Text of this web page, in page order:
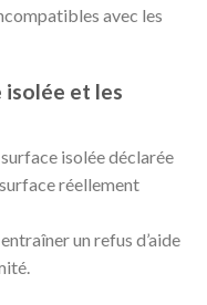
avec les
et les
isolée déclarée
réellement
un refus d’aide